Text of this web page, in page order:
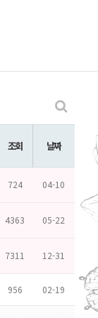
조회 날짜
724 04-10
4363 05-22
7311 12-31
956 02-19